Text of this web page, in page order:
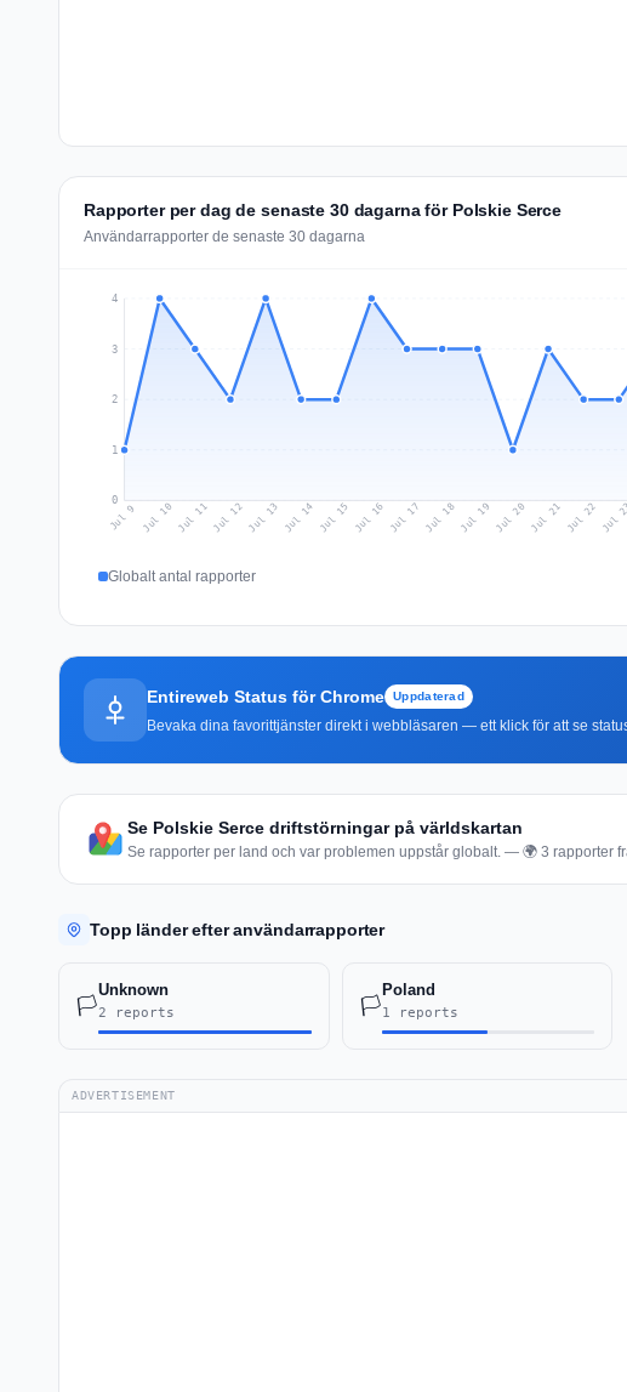
Rapporter per dag de senaste 30 dagarna för Polskie Serce
Användarrapporter de senaste 30 dagarna
0
1
2
3
4
Jul 9 Jul 10 Jul 11Jul 12Jul 13 Jul 14 Jul 15 Jul 16 Jul 17 Jul 18Jul 19 Jul 20 Jul 21 Jul 22 Jul
Globalt antal rapporter
Entireweb Status för Chrome Uppdaterad
Bevaka dina favorittjänster direkt i webbläsaren — ett klick för att se
Se Polskie Serce driftstörningar på världskartan
Se rapporter per land och var problemen uppstår globalt. — 🌍 3 rapporter
Topp länder efter användarrapporter
🏳️
Unknown
2 reports 🏳️
Poland
1 reports
ADVERTISEMENT